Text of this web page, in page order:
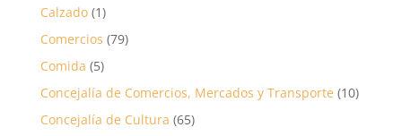
Calzado(1)
Comercios (79)
Comida (5)
Concejalía de Comercios, Mercados y Transporte (10)
Concejalía de Cultura (65)